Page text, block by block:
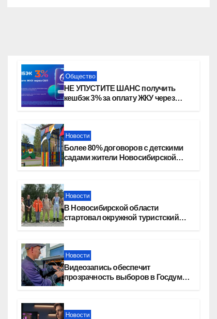
Общество
НЕ УПУСТИТЕ ШАНС получить
кешбэк 3% за оплату ЖКУ через
Новости
Более 80% договоров с детскими
садами жители Новосибирской
Новости
В Новосибирской области
стартовал окружной туристский
Новости
Видеозапись обеспечит
прозрачность выборов в Госдуму
Новости